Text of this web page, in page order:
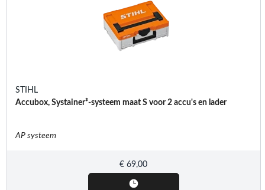
STIHL
Accubox, Systainer³-systeem maat S voor 2 accu's en lader
AP systeem
€ 69,00